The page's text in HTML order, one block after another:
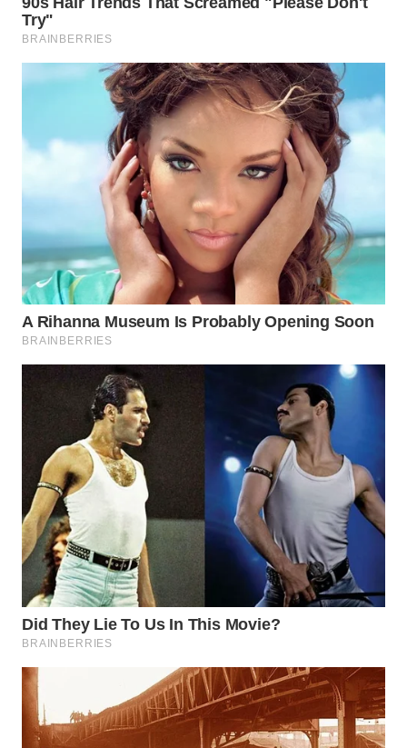
SIMALUNGUN
LABUHANBATU
TAPANULI
SERDANG
WN
TEBING
TINGGI
WN
PAKPAK
KARAWANG
WN
BEKASI
WN
BOGOR
WN
DEPOK
TAPANULI
UTARA